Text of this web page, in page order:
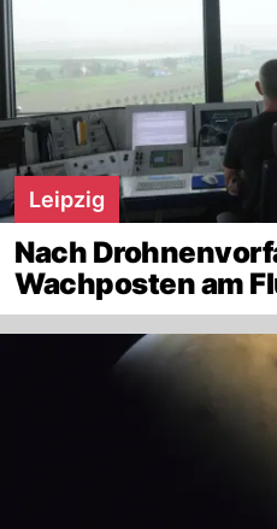
Leipzig
Nach
Wachposten am